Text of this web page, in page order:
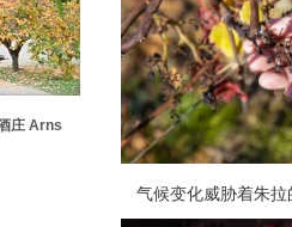
庄 Arns
气候变化威胁着朱